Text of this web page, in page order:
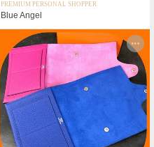
PREMIUM PERSONAL SHOPPER
Blue Angel